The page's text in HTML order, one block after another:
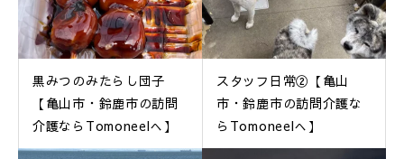
黒みつのみたらし団子
【亀山市・鈴鹿市の訪問
介護ならTomoneelへ】
スタッフ日常②【亀山
市・鈴鹿市の訪問介護な
らTomoneelへ】